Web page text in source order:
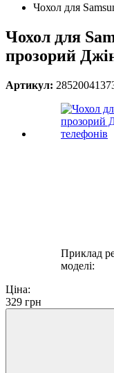
Чохол для
Чохол для
прозорий
Артикул:
Приклад
моделі:
Ціна:
329 грн